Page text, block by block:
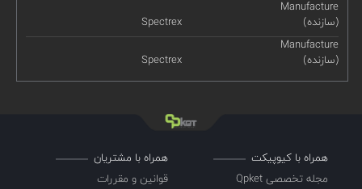
Manufacture
(سازنده)
Spectrex
Manufacture
(سازنده)
Spectrex
همراه با کیوپیکت
مجله تخصصی Qpket
همراه با مشتریان
قوانین و مقررات